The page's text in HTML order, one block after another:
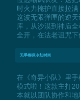
时火力掩护直接拉
这波无限弹匣的逆
库，从沙漠到神庙
全开，在法老诅咒下
无手榴弹冷却时间
在《奇异小队》里
模式啦！这款主打
本就以团队协作和